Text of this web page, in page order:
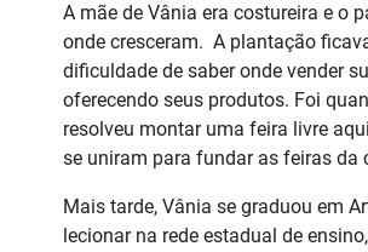
A mãe de Vânia era costureira e o
onde cresceram. A plantação
dificuldade de saber onde vender
oferecendo seus produtos. Foi
resolveu montar uma feira livre
se uniram para fundar as feiras da
Mais tarde, Vânia se graduou em
lecionar na rede estadual de